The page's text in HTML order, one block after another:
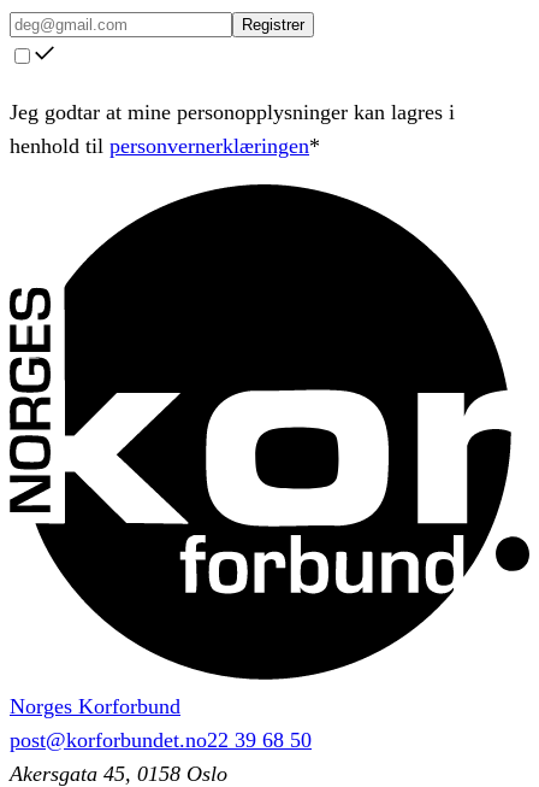
Registrer
Jeg godtar at mine personopplysninger kan lagres i
henhold til personvernerklæringen*
Norges Korforbund
post@korforbundet.no22 39 68 50
Akersgata 45, 0158 Oslo